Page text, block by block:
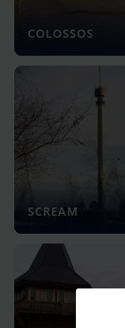
COLOSSOS
SCREAM